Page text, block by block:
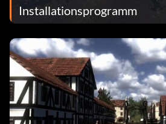
Installationsprogramm